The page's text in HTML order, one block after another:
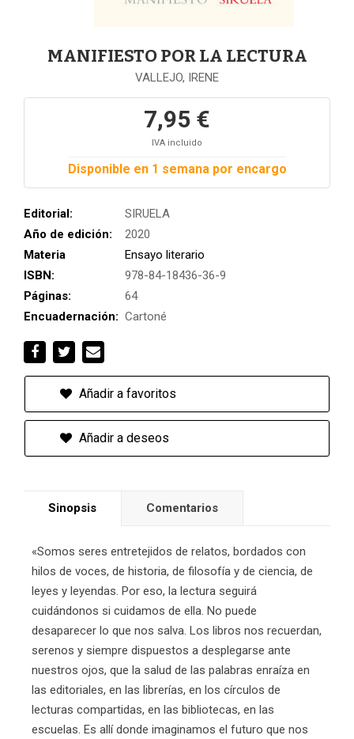
MANIFIESTO POR LA LECTURA
VALLEJO, IRENE
7,95 €
IVA incluido
Disponible en 1 semana por encargo
Editorial:
SIRUELA
Año de edición:
2020
Materia
Ensayo literario
ISBN:
978-84-18436-36-9
Páginas:
64
Encuadernación: Cartoné
Añadir a favoritos
Añadir a deseos
Sinopsis Comentarios
«Somos seres entretejidos de relatos, bordados con
hilos de voces, de historia, de filosofía y de ciencia, de
leyes y leyendas. Por eso, la lectura seguirá
cuidándonos si cuidamos de ella. No puede
desaparecer lo que nos salva. Los libros nos recuerdan,
serenos y siempre dispuestos a desplegarse ante
nuestros ojos, que la salud de las palabras enraíza en
las editoriales, en las librerías, en los círculos de
lecturas compartidas, en las bibliotecas, en las
escuelas. Es allí donde imaginamos el futuro que nos